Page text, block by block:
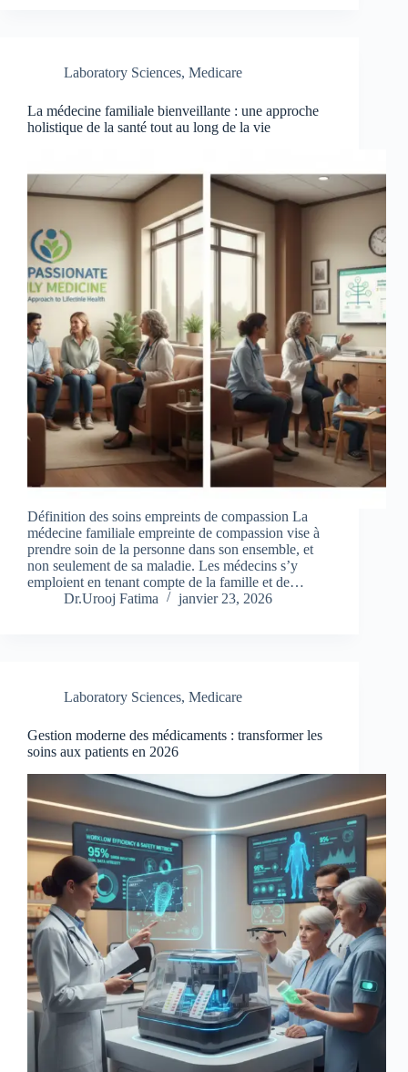
Laboratory Sciences, Medicare
La médecine familiale bienveillante : une approche
holistique de la santé tout au long de la vie
Définition des soins empreints de compassion La
médecine familiale empreinte de compassion vise à
prendre soin de la personne dans son ensemble, et
non seulement de sa maladie. Les médecins s’y
emploient en tenant compte de la famille et de…
Dr.Urooj Fatima
janvier 23, 2026
Laboratory Sciences, Medicare
Gestion moderne des médicaments : transformer les
soins aux patients en 2026